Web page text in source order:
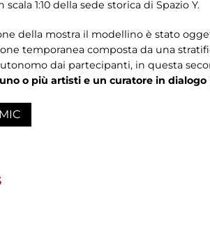
1:10 della sede storica di Spazio Y.
della mostra il modellino è stato
temporanea composta da una
dai partecipanti, in questa
o più artisti e un curatore in